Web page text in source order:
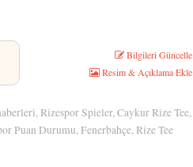
Bilgileri Güncelle
Resim & Açıklama Ekle
Rizespor Spieler, Caykur Rize Tee,
Puan Durumu, Fenerbahçe, Rize Tee